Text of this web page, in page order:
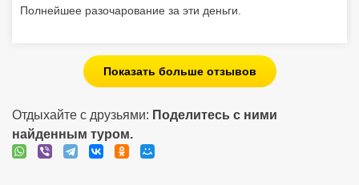
Полнейшее разочарование за эти деньги.
Показать больше отзывов
Отдыхайте с друзьями: Поделитесь с ними
найденным туром.